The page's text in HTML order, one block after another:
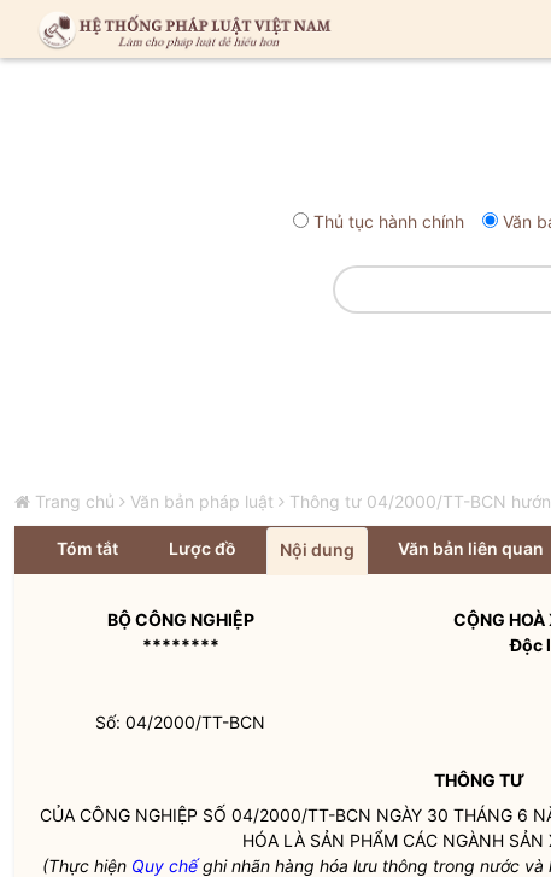
Thủ tục hành chính Văn
Trang chủ Văn bản pháp luật Thông tư 04/2000/TT-BCN
Tóm tắt Lược đồ Nội dung Văn bản liên quan
BỘ CÔNG NGHIỆP
********
CỘNG
Độc
Số: 04/2000/TT-BCN
THÔNG TƯ
CỦA CÔNG NGHIỆP SỐ 04/2000/TT-BCN NGÀY 30 THÁNG 6
HÓA LÀ SẢN PHẨM CÁC NGÀNH SẢN
(Thực hiện Quy chếghi nhãn hàng hóa lưu thông trong nước và